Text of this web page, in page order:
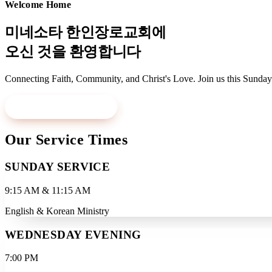
Welcome Home
미네소타 한인장로교회에
오신 것을 환영합니다
Connecting Faith, Community, and Christ's Love. Join us this
Our Service Times
SUNDAY SERVICE
9:15 AM & 11:15 AM
English & Korean Ministry
WEDNESDAY EVENING
7:00 PM